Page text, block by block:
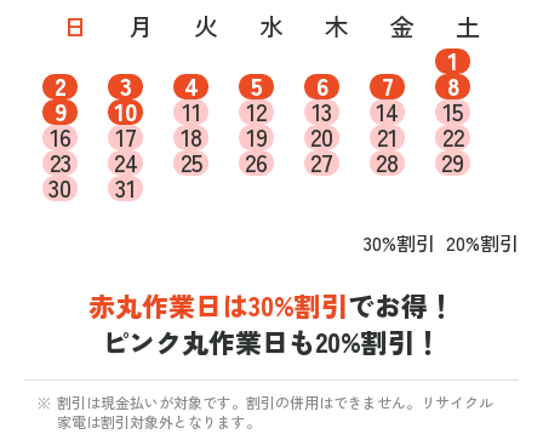
日
月 火 水 木 金
土
1
2 3 4 5 6 7 8
9 10 11 12 13 14 15
16 17 18 19 20 21 22
23 24 25 26 27 28 29
30 31
30%割引 20%割引
赤丸作業日は30%割引でお得！
ピンク丸作業日も20%割引！
※ 割引は現金払いが対象です。割引の併用はできません。リサイクル
家電は割引対象外となります。